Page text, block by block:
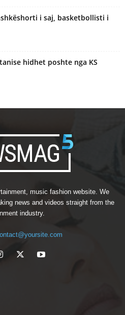
i saj, basketbollisti i
hidhet poshte nga KS
music fashion website. We
news and videos straight from the
industry.